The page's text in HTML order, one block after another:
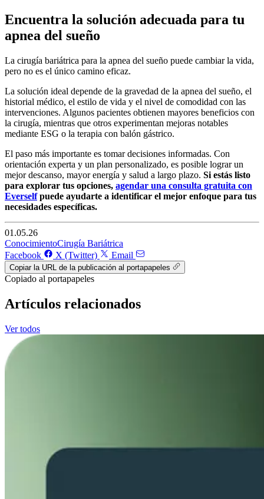
Encuentra la solución adecuada para tu
apnea del sueño
La cirugía bariátrica para la apnea del sueño puede cambiar la vida,
pero no es el único camino eficaz.
La solución ideal depende de la gravedad de la apnea del sueño, el
historial médico, el estilo de vida y el nivel de comodidad con las
intervenciones. Algunos pacientes obtienen mayores beneficios con
la cirugía, mientras que otros experimentan mejoras notables
mediante ESG o la terapia con balón gástrico.
El paso más importante es tomar decisiones informadas. Con
orientación experta y un plan personalizado, es posible lograr un
mejor descanso, mayor energía y salud a largo plazo. Si estás listo
para explorar tus opciones, agendar una consulta gratuita con
Everselfpuede ayudarte a identificar el mejor enfoque para tus
necesidades específicas.
01.05.26
ConocimientoCirugía Bariátrica
Facebook
X (Twitter) Email
Copiar la URL de la publicación al portapapeles
Copiado al portapapeles
Artículos relacionados
Ver todos